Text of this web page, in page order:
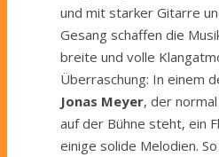
und mit starker Gitarre
Gesang schaffen die
breite und volle
Überraschung: In einem
Jonas Meyer, der
auf der Bühne steht, ein
einige solide Melodien.